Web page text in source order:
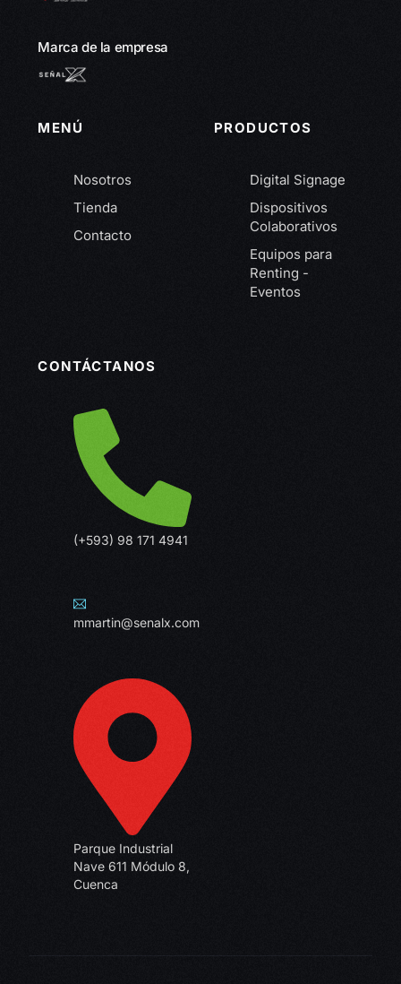
Marca de la empresa
MENÚ
Nosotros
Tienda
Contacto
PRODUCTOS
Digital Signage
Dispositivos
Colaborativos
Equipos para
Renting -
Eventos
CONTÁCTANOS
(+593) 98 171 4941
mmartin@senalx.com
Parque Industrial
Nave 611 Módulo 8,
Cuenca